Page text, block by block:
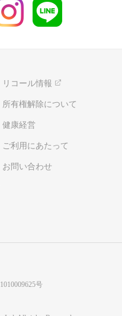
リコール情報
所有権解除について
健康経営
ご利用にあたって
お問い合わせ
号